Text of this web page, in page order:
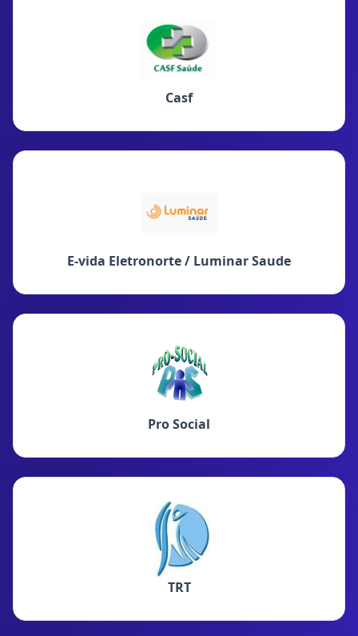
Casf
E-vida Eletronorte / Luminar Saude
Pro Social
TRT